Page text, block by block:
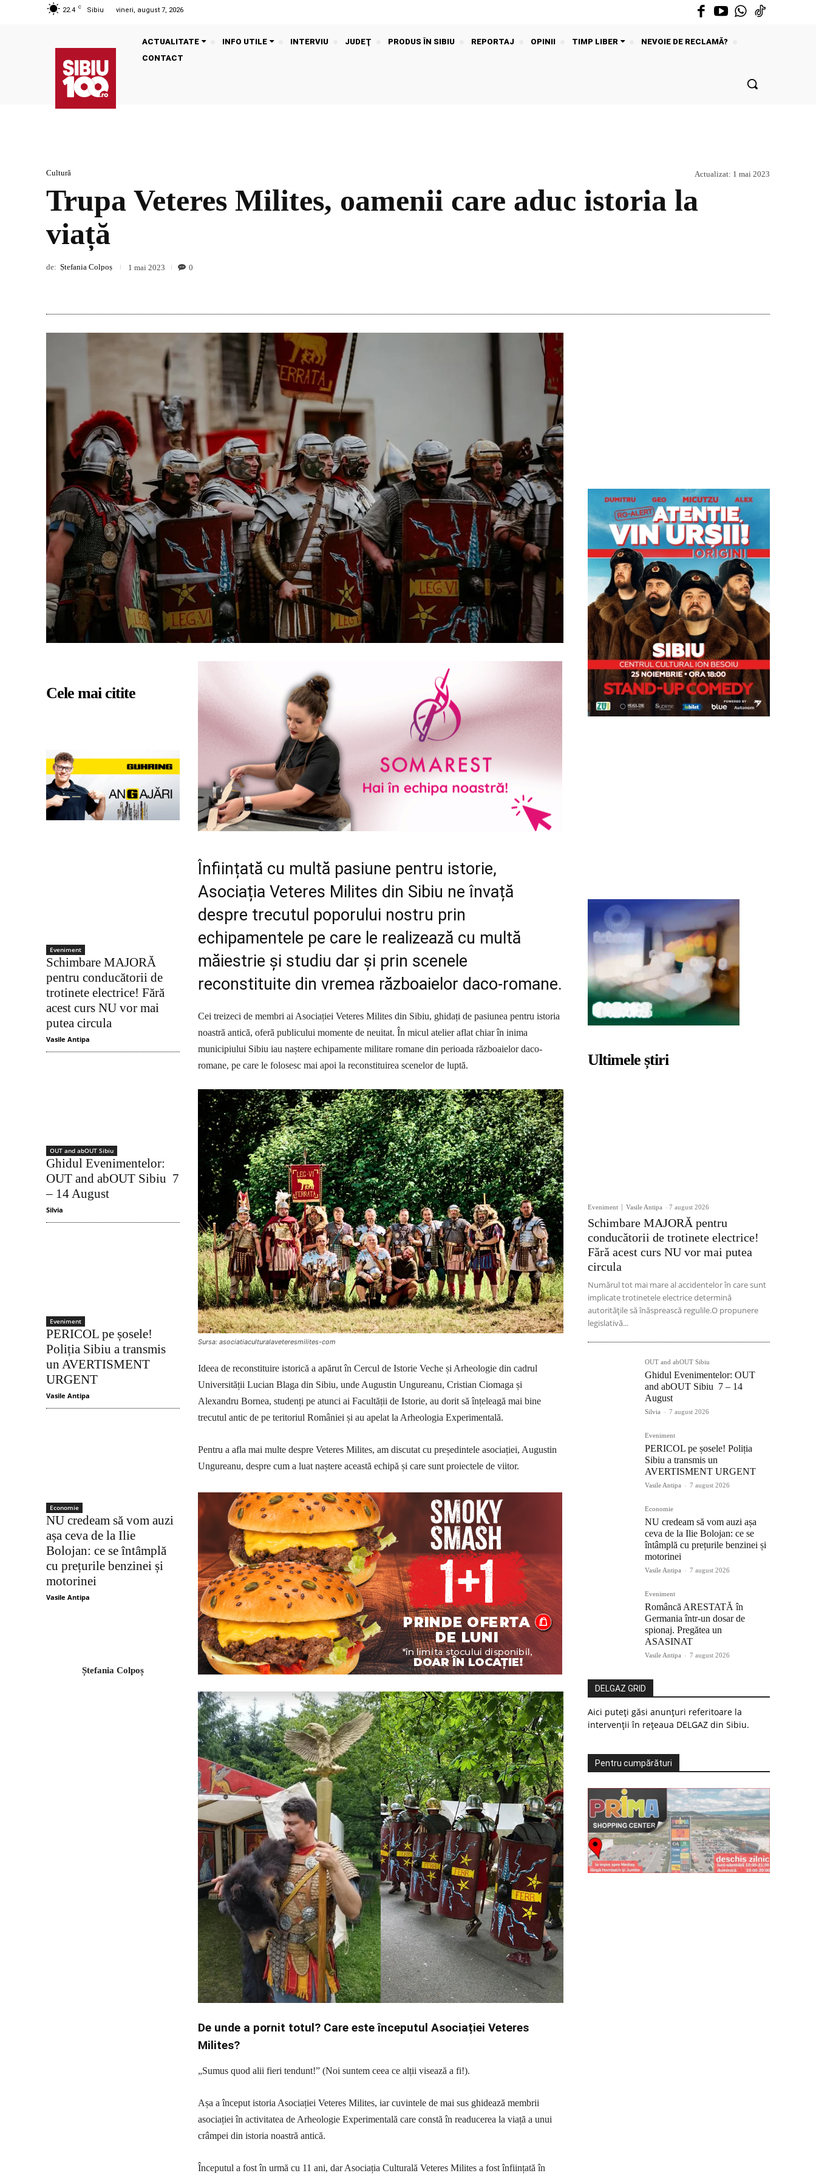
22.4 C Sibiu vineri, august 7, 2026
ACTUALITATE INFO UTILE INTERVIU JUDEŢ PRODUS ÎN SIBIU REPORTAJ OPINII TIMP LIBER
NEVOIE DE RECLAMĂ?
CONTACT
Cultură Actualizat: 1 mai 2023
Trupa Veteres Milites, oamenii care aduc istoria la
viață
de: Ștefania Colpoș 1 mai 2023 0
Cele mai citite
Eveniment
Schimbare MAJORĂ
pentru conducătorii de
trotinete electrice! Fără
acest curs NU vor mai
putea circula
Vasile Antipa
OUT and abOUT Sibiu
Ghidul Evenimentelor:
OUT and abOUT Sibiu 7
– 14 August
Silvia
Eveniment
PERICOL pe șosele!
Poliția Sibiu a transmis
un AVERTISMENT
URGENT
Vasile Antipa
Economie
NU credeam să vom auzi
așa ceva de la Ilie
Bolojan: ce se întâmplă
cu prețurile benzinei și
motorinei
Vasile Antipa
Ștefania Colpoș
Înființată cu multă pasiune pentru istorie,
Asociația Veteres Milites din Sibiu ne învață
despre trecutul poporului nostru prin
echipamentele pe care le realizează cu multă
măiestrie și studiu dar și prin scenele
reconstituite din vremea războaielor daco-romane.
Cei treizeci de membri ai Asociației Veteres Milites din Sibiu, ghidați de pasiunea pentru istoria
noastră antică, oferă publicului momente de neuitat. În micul atelier aflat chiar în inima
municipiului Sibiu iau naștere echipamente militare romane din perioada războaielor daco-
romane, pe care le folosesc mai apoi la reconstituirea scenelor de luptă.
Sursa: asociatiaculturalaveteresmilites-com
Ideea de reconstituire istorică a apărut în Cercul de Istorie Veche și Arheologie din cadrul
Universității Lucian Blaga din Sibiu, unde Augustin Ungureanu, Cristian Ciomaga și
Alexandru Bornea, studenți pe atunci ai Facultății de Istorie, au dorit să înțeleagă mai bine
trecutul antic de pe teritoriul României și au apelat la Arheologia Experimentală.
Pentru a afla mai multe despre Veteres Milites, am discutat cu președintele asociației, Augustin
Ungureanu, despre cum a luat naștere această echipă și care sunt proiectele de viitor.
De unde a pornit totul? Care este începutul Asociației Veteres
Milites?
„Sumus quod alii fieri tendunt!” (Noi suntem ceea ce alții visează a fi!).
Așa a început istoria Asociației Veteres Milites, iar cuvintele de mai sus ghidează membrii
asociației în activitatea de Arheologie Experimentală care constă în readucerea la viață a unui
crâmpei din istoria noastră antică.
Începutul a fost în urmă cu 11 ani, dar Asociația Culturală Veteres Milites a fost înființată în
Ultimele știri
Eveniment Vasile Antipa - 7 august 2026
Schimbare MAJORĂ pentru
conducătorii de trotinete electrice!
Fără acest curs NU vor mai putea
circula
Numărul tot mai mare al accidentelor în care sunt
implicate trotinetele electrice determină
autoritățile să înăsprească regulile.O propunere
legislativă...
OUT and abOUT Sibiu
Ghidul Evenimentelor: OUT
and abOUT Sibiu 7 – 14
August
Silvia - 7 august 2026
Eveniment
PERICOL pe șosele! Poliția
Sibiu a transmis un
AVERTISMENT URGENT
Vasile Antipa - 7 august 2026
Economie
NU credeam să vom auzi așa
ceva de la Ilie Bolojan: ce se
întâmplă cu prețurile benzinei și
motorinei
Vasile Antipa - 7 august 2026
Eveniment
Româncă ARESTATĂ în
Germania într-un dosar de
spionaj. Pregătea un
ASASINAT
Vasile Antipa - 7 august 2026
DELGAZ GRID
Aici puteți găsi anunțuri referitoare la
intervenții în rețeaua DELGAZ din Sibiu.
Pentru cumpărături